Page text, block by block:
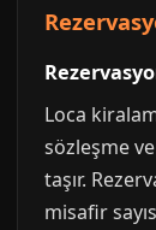
Loca
sözleşme
taşır.
misafir